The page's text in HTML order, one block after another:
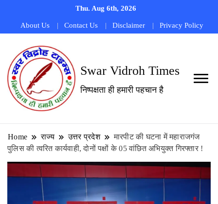
Thu. Aug 6th, 2026
About Us Contact Us Disclaimer Privacy Policy
Swar Vidroh Times
निष्पक्षता ही हमारी पहचान है
Home राज्य उत्तर प्रदेश
मारपीट की घटना में महाराजगंज
पुलिस की त्वरित कार्यवाही, दोनों पक्षों के 05 वांछित अभियुक्त गिरफ्तार !